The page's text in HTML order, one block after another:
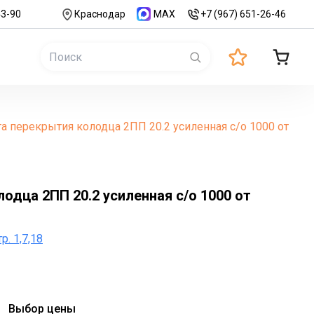
90 Краснодар MAX +7 (967) 651-26-46
перекрытия колодца 2ПП 20.2 усиленная с/о 1000 от
2ПП 20.2 усиленная с/о 1000 от
1,7,18
Выбор цены